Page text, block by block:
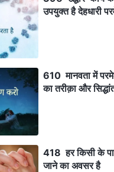
उपयुक्त है देहधारी
610 मानवता में
का तरीक़ा और
418 हर किसी के
जाने का अवसर है